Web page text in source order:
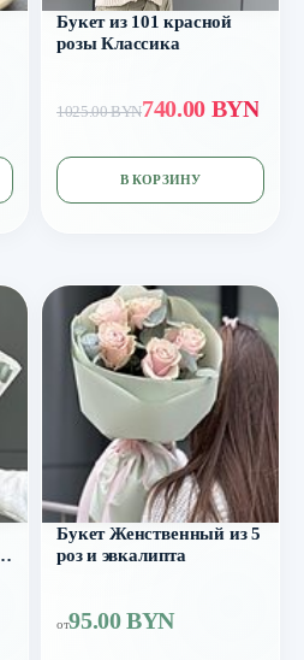
Букет из 101 красной
розы Классика
1025.00 BYN740.00 BYN
В КОРЗИНУ
Букет Женственный из 5
роз и эвкалипта
от95.00 BYN